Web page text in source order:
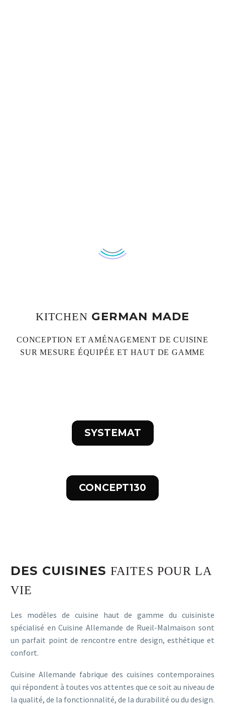
KITCHEN GERMAN MADE
CONCEPTION ET AMÉNAGEMENT DE CUISINE
SUR MESURE ÉQUIPÉE ET HAUT DE GAMME
SYSTEMAT
CONCEPT130
DES CUISINES FAITES POUR LA
VIE
Les modèles de cuisine haut de gamme du cuisiniste
spécialisé en Cuisine Allemande de Rueil-Malmaison sont
un parfait point de rencontre entre design, esthétique et
confort.
Cuisine Allemande fabrique des cuisines contemporaines
qui répondent à toutes vos attentes que ce soit au niveau de
la qualité, de la fonctionnalité, de la durabilité ou du design.